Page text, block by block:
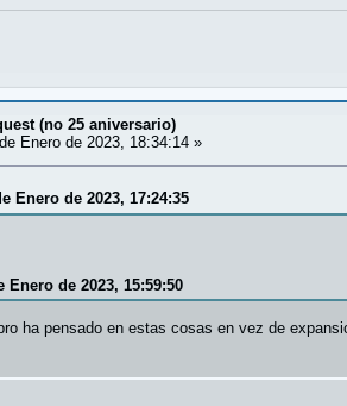
(no 25 aniversario)
Enero de 2023, 18:34:14 »
Enero de 2023, 17:24:35
Enero de 2023, 15:59:50
ha pensado en estas cosas en vez de